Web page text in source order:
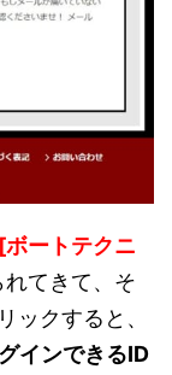
[ボートテクニ
れてきて、そ
ックすると、
インできるID